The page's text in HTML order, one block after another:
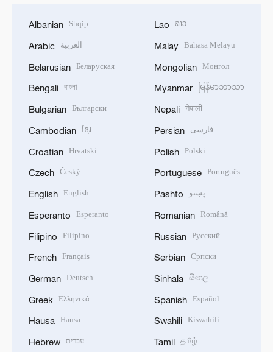
Albanian Shqip
Arabic العربية
Belarusian Беларуская
Bengali বাংলা
Bulgarian Български
Cambodian ខ្មែរ
Croatian Hrvatski
Czech Český
English English
Esperanto Esperanto
Filipino Filipino
French Français
German Deutsch
Greek Ελληνικά
Hausa Hausa
Hebrew עברית
Lao ລາວ
Malay Bahasa Melayu
Mongolian Монгол
Myanmar မြန်မာဘာသာ
Nepali नेपाली
Persian فارسی
Polish Polski
Portuguese Português
Pashto پښتو
Romanian Română
Russian Русский
Serbian Српски
Sinhala සිංහල
Spanish Español
Swahili Kiswahili
Tamil தமிழ்